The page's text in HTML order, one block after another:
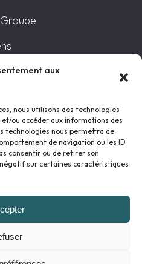
aux
nous utilisons des technologies
ou accéder aux informations des
technologies nous permettra de
de navigation ou les ID
consentir ou de retirer son
sur certaines caractéristiques
réduits
pendant/après votre
à vendre